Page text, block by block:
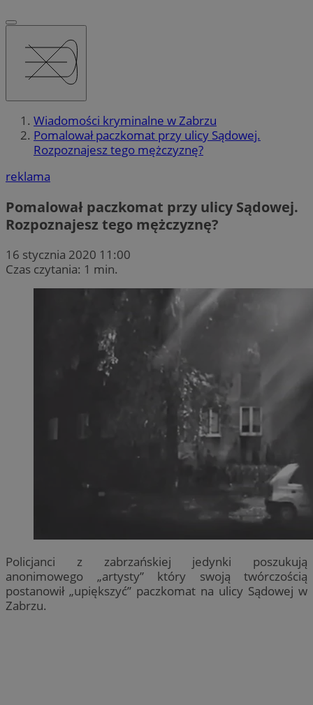
Wiadomości kryminalne w Zabrzu
Pomalował paczkomat przy ulicy Sądowej.
Rozpoznajesz tego mężczyznę?
reklama
Pomalował paczkomat przy ulicy Sądowej.
Rozpoznajesz tego mężczyznę?
16 stycznia 2020 11:00
Czas czytania: 1 min.
Policjanci z zabrzańskiej jedynki poszukują
anonimowego „artysty” który swoją twórczością
postanowił „upiększyć” paczkomat na ulicy Sądowej w
Zabrzu.